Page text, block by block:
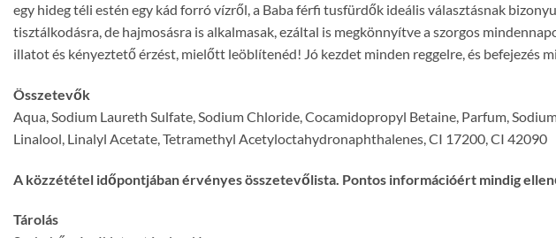
egy hideg téli estén egy kád forró vízről, a Baba férfi tusfürdők ideális választásnak
tisztálkodásra, de hajmosásra is alkalmasak, ezáltal is megkönnyítve a szorgos
illatot és kényeztető érzést, mielőtt leöblítenéd! Jó kezdet minden reggelre, és befejezés
Összetevők
Aqua, Sodium Laureth Sulfate, Sodium Chloride, Cocamidopropyl Betaine, Parfum,
Linalool, Linalyl Acetate, Tetramethyl Acetyloctahydronaphthalenes, CI 17200, CI 42090
A közzététel időpontjában érvényes összetevőlista. Pontos információért mindig
Tárolás